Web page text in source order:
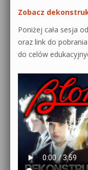
Wyszukiwanie
Zobacz
Poniżej cała sesja
oraz link do
do celów